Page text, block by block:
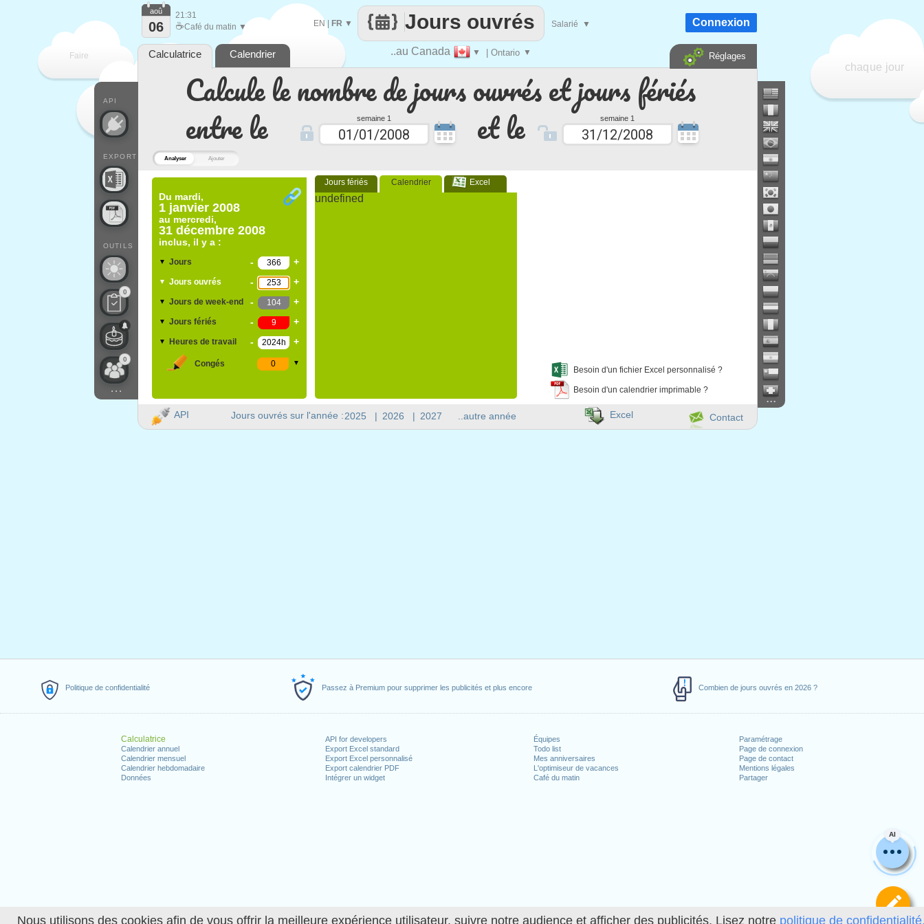
Nous utilisons des cookies afin de vous offrir la meilleure expérience utilisateur, suivre notre audience et afficher des publicités. Lisez notre politique de
Politique de confidentialité Passez à Premium pour supprimer les publicités et plus encore Combien de jours ouvrés en 2026 ?
Calculatrice
Calendrier annuel
Calendrier mensuel
Calendrier hebdomadaire
Données
API for developers
Export Excel standard
Export Excel personnalisé
Export calendrier PDF
Intégrer un widget
Équipes
Todo list
Mes anniversaires
L'optimiseur de vacances
Café du matin
Paramétrage
Page de connexion
Page de contact
Mentions légales
Partager
Analyser Ajouter
Calcule le nombre de jours ouvrés et jours fériés
entre le
semaine 1 et le semaine 1
Du mardi,
1 janvier 2008
au mercredi,
31 décembre 2008
inclus, il y a :
▼ Jours - +
▼ Jours ouvrés - +
▼ Jours de week-end - +
▼ Jours fériés - +
▼ Heures de travail - +
Congés ▼
Jours fériés Calendrier Excel
undefined
Besoin d'un fichier Excel personnalisé ?
Besoin d'un calendrier imprimable ?
AI
Faire
chaque jour
..au Canada ▼ | Ontario ▼
Jours ouvrés
EN| FR ▼ Salarié ▼
API
EXPORT
OUTILS
0
0
...
aoû
06
21:31
☕Café du matin ▼ Connexion
Calculatrice Calendrier Réglages
Jours ouvrés sur l'année :2025 | 2026 | 2027 ..autre année
...
API Contact
Excel